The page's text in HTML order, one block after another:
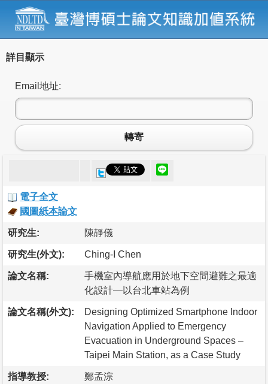
詳目顯示
Email地址:
轉寄
電子全文
國圖紙本論文
研究生: 陳靜儀
研究生(外文): Ching-I Chen
論文名稱:
手機室內導航應用於地下空間避難之最適
化設計—以台北車站為例
論文名稱(外文):
Designing Optimized Smartphone Indoor
Navigation Applied to Emergency
Evacuation in Underground Spaces –
Taipei Main Station, as a Case Study
指導教授: 鄭孟淙